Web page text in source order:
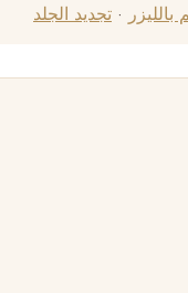
· تجديد الجلد